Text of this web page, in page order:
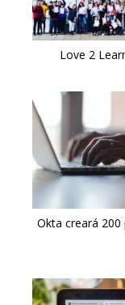
Love 2
Okta creará